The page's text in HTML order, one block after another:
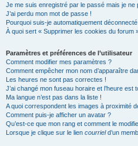
Je me suis enregistré par le passé mais je ne
J’ai perdu mon mot de passe !
Pourquoi suis-je automatiquement
À quoi sert « Supprimer les cookies du forum
Paramètres et préférences de l’utilisateur
Comment modifier mes paramètres ?
Comment empêcher mon nom d’apparaître
Les heures ne sont pas correctes !
J’ai changé mon fuseau horaire et l’heure est
Ma langue n’est pas dans la liste !
A quoi correspondent les images à proximité
Comment puis-je afficher un avatar ?
Qu’est-ce que mon rang et comment le
Lorsque je clique sur le lien courrield’un